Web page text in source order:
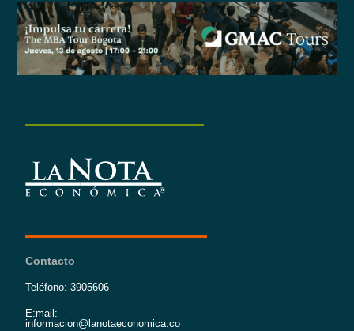
Contacto
Teléfono: 3905606
E:mail:
informacion@lanotaeconomica.co